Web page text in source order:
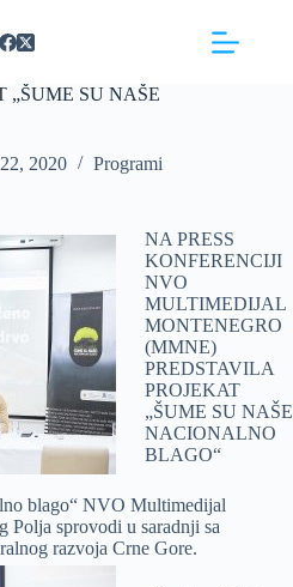
„ŠUME SU NAŠE
2020 Programi
NA PRESS
KONFERENCIJI
NVO
MULTIMEDIJAL
MONTENEGRO
(MMNE)
PREDSTAVILA
PROJEKAT
„ŠUME SU NAŠE
NACIONALNO
BLAGO“
blago“ NVO Multimedijal
sprovodi u saradnji sa
razvoja Crne Gore.